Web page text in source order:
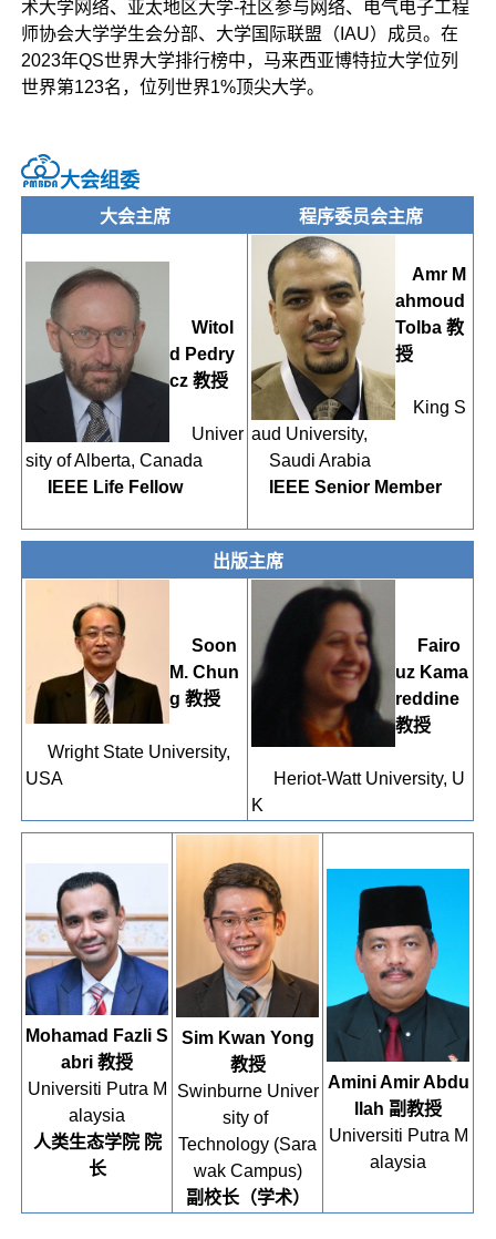
术大学网络、亚太地区大学-社区参与网络、电气电子工程
师协会大学学生会分部、大学国际联盟（IAU）成员。在
2023年QS世界大学排行榜中，马来西亚博特拉大学位列
世界第123名，位列世界1%顶尖大学。
大会组委
大会主席 程序委员会主席
Witol
d Pedry
cz 教授
Univer
sity of Alberta, Canada
IEEE Life Fellow
Amr M
ahmoud
Tolba 教
授
King S
aud University,
Saudi Arabia
IEEE Senior Member
出版主席
Soon
M. Chun
g 教授
Wright State University,
USA
Fairo
uz Kama
reddine
教授
Heriot-Watt University, U
K
Mohamad Fazli S
abri 教授
Universiti Putra M
alaysia
人类生态学院 院
长
Sim Kwan Yong
教授
Swinburne Univer
sity of
Technology (Sara
wak Campus)
副校长（学术）
Amini Amir Abdu
llah 副教授
Universiti Putra M
alaysia